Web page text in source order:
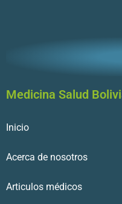
Medicina Salud
Inicio
Acerca de nosotros
Articulos médicos